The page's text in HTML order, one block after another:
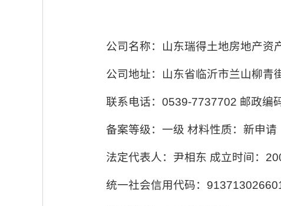
公司名称：山东瑞得土地房地产资
公司地址：山东省临沂市兰山柳青
联系电话：0539-7737702 邮政编
备案等级：一级 材料性质：新申请
法定代表人：尹相东 成立时间：
统一社会信用代码：